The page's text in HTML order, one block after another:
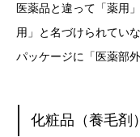
医薬品と違って「薬用
用」と名づけられてい
パッケージに「医薬部
化粧品（養毛剤）